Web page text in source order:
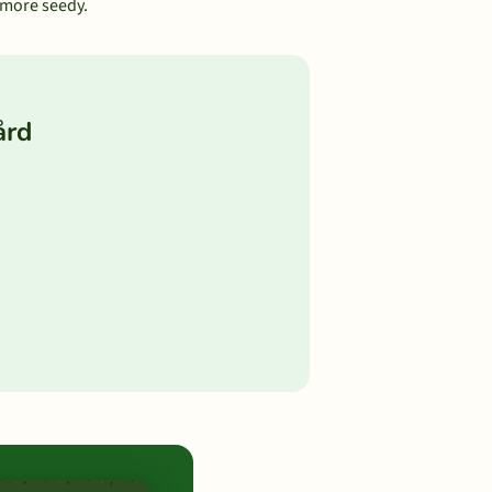
seedy.